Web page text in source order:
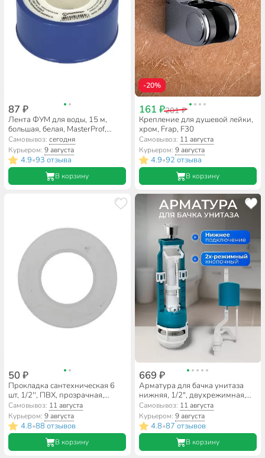
87 ₽
Лента ФУМ для воды, 15 м,
большая, белая, MasterProf,
индивидуальная упаковка,
ИС.130217
Самовывоз:сегодня
Курьером:9 августа
4.9•93 отзыва
В корзину
-20%
161 ₽201 ₽
Крепление для душевой лейки,
хром, Frap, F30
Самовывоз: 11 августа
Курьером: 9 августа
4.9•92 отзыва
В корзину
50 ₽
Прокладка сантехническая 6
шт, 1/2'', ПВХ, прозрачная,
MasterProf, индивидуальная
упаковка, ИС.130400
Самовывоз: 11 августа
Курьером:9 августа
4.8•88 отзывов
В корзину
669 ₽
Арматура для бачка унитаза
нижняя, 1/2", двухрежимная,
кнопочная, хром, Инкоэр,
СБ2м-НпрНРФ-АА-В Р
Самовывоз: 11 августа
Курьером: 9 августа
4.8•87 отзывов
В корзину